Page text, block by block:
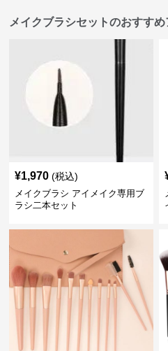
メイクブラシセットのおすすめ
¥1,970 (税込)
メイクブラシ アイメイク専用ブ
ラシ二本セット